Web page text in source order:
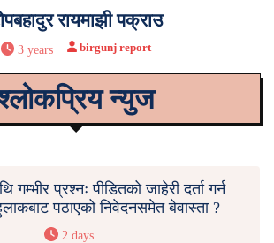
रायमाझी पक्राउ
3 years birgunj report
न्युज
गम्भीर प्रश्नः पीडितको जाहेरी दर्ता गर्न
पठाएको निवेदनसमेत बेवास्ता ?
2 days